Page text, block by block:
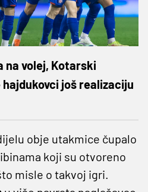
na volej, Kotarski
još realizaciju
obje utakmice čupalo
koji su otvoreno
misle o takvoj igri.